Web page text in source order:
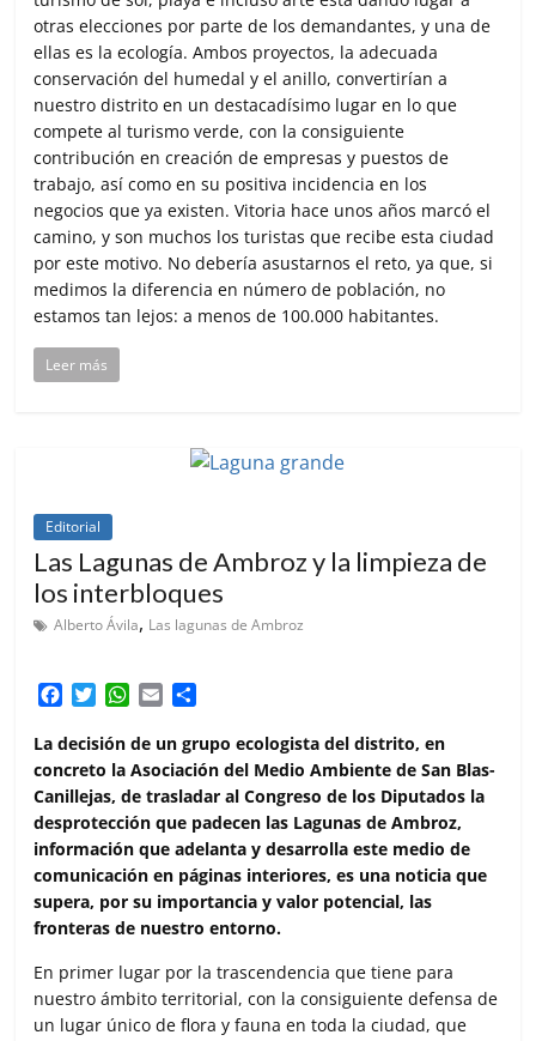
otras elecciones por parte de los demandantes, y una de
ellas es la ecología. Ambos proyectos, la adecuada
conservación del humedal y el anillo, convertirían a
nuestro distrito en un destacadísimo lugar en lo que
compete al turismo verde, con la consiguiente
contribución en creación de empresas y puestos de
trabajo, así como en su positiva incidencia en los
negocios que ya existen. Vitoria hace unos años marcó el
camino, y son muchos los turistas que recibe esta ciudad
por este motivo. No debería asustarnos el reto, ya que, si
medimos la diferencia en número de población, no
estamos tan lejos: a menos de 100.000 habitantes.
Leer más
Editorial
Las Lagunas de Ambroz y la limpieza de
los interbloques
Alberto Ávila, Las lagunas de Ambroz
c
e
b
o
o
k
i
t
t
e
r
W
a
t
s
A
p
p
a
i
l
m
p
a
r
t
i
r
La decisión de un grupo ecologista del distrito, en
concreto la Asociación del Medio Ambiente de San Blas-
Canillejas, de trasladar al Congreso de los Diputados la
desprotección que padecen las Lagunas de Ambroz,
información que adelanta y desarrolla este medio de
comunicación en páginas interiores, es una noticia que
supera, por su importancia y valor potencial, las
fronteras de nuestro entorno.
En primer lugar por la trascendencia que tiene para
nuestro ámbito territorial, con la consiguiente defensa de
un lugar único de flora y fauna en toda la ciudad, que